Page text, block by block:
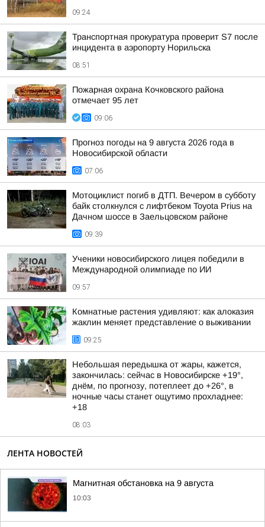
09:24
Транспортная прокуратура проверит S7 после
инцидента в аэропорту Норильска
08:51
Пожарная охрана Кочковского района
отмечает 95 лет
09:06
Прогноз погоды на 9 августа 2026 года в
Новосибирской области
07:06
Мотоциклист погиб в ДТП. Вечером в субботу
байк столкнулся с лифтбеком Toyota Prius на
Дачном шоссе в Заельцовском районе
09:39
Ученики новосибирского лицея победили в
Международной олимпиаде по ИИ
09:57
Комнатные растения удивляют: как алоказия
жаклин меняет представление о выживании
09:25
Небольшая передышка от жары, кажется,
закончилась: сейчас в Новосибирске +19°,
днём, по прогнозу, потеплеет до +26°, в
ночные часы станет ощутимо прохладнее:
+18
08:03
ЛЕНТА НОВОСТЕЙ
Магнитная обстановка на 9 августа
10:03